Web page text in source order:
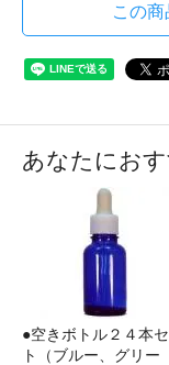
この
あなたにお
●空きボトル２４本
ト（ブルー、グリー